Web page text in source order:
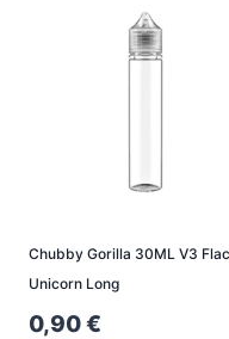
Chubby Gorilla 30ML V3
Unicorn Long
0,90€